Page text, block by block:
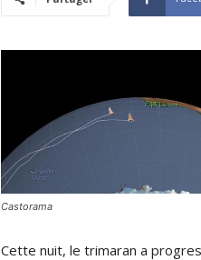
Castorama
Cette nuit, le trimaran a